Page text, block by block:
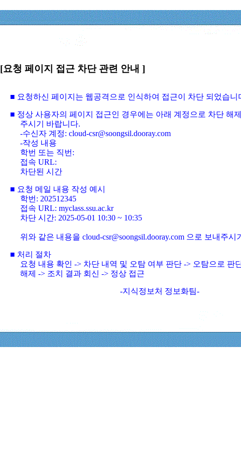
[요청 페이지 접근 차단 관련 안내 ]
■ 요청하신 페이지는 웹공격으로 인식하여 접근이 차단 되었습니
■ 정상 사용자의 페이지 접근인 경우에는 아래 계정으로 차단 해
주시기 바랍니다.
-수신자 계정: cloud-csr@soongsil.dooray.com
-작성 내용
학번 또는 직번:
접속 URL:
차단된 시간
■ 요청 메일 내용 작성 예시
학번: 202512345
접속 URL: myclass.ssu.ac.kr
차단 시간: 2025-05-01 10:30 ~ 10:35
위와 같은 내용을 cloud-csr@soongsil.dooray.com 으로 보내주시
■ 처리 절차
요청 내용 확인 -> 차단 내역 및 오탐 여부 판단 -> 오탐으로 판
해제 -> 조치 결과 회신 -> 정상 접근
-지식정보처 정보화팀-